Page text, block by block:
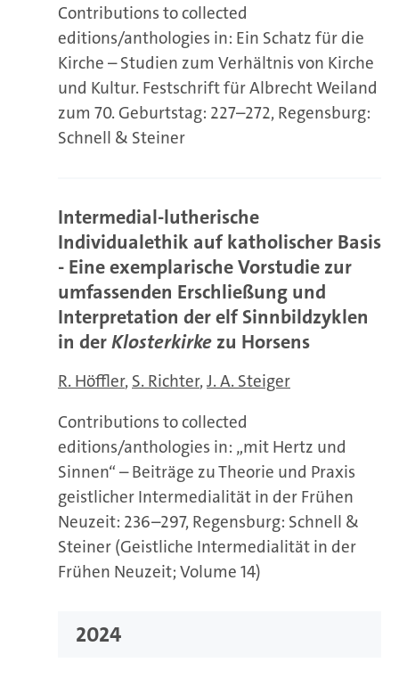
Contributions to collected
editions/anthologies in: Ein Schatz für die
Kirche – Studien zum Verhältnis von Kirche
und Kultur. Festschrift für Albrecht Weiland
zum 70. Geburtstag: 227–272, Regensburg:
Schnell & Steiner
Intermedial-lutherische
Individualethik auf katholischer Basis
- Eine exemplarische Vorstudie zur
umfassenden Erschließung und
Interpretation der elf Sinnbildzyklen
in derKlosterkirke zu Horsens
R. Höffler S. Richter J. A. Steiger
Contributions to collected
editions/anthologies in: „mit Hertz und
Sinnen“ – Beiträge zu Theorie und Praxis
geistlicher Intermedialität in der Frühen
Neuzeit: 236–297, Regensburg: Schnell &
Steiner (Geistliche Intermedialität in der
Frühen Neuzeit; Volume 14)
2024